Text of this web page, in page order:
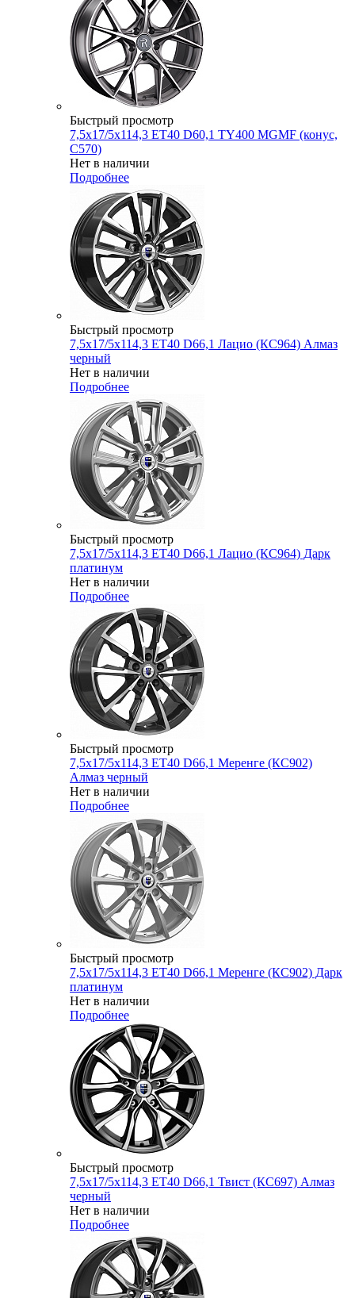
Быстрый просмотр
7,5x17/5x114,3 ET40 D60,1 TY400 MGMF (конус,
C570)
Нет в наличии
Подробнее
Быстрый просмотр
7,5x17/5x114,3 ET40 D66,1 Лацио (КС964) Алмаз
черный
Нет в наличии
Подробнее
Быстрый просмотр
7,5x17/5x114,3 ET40 D66,1 Лацио (КС964) Дарк
платинум
Нет в наличии
Подробнее
Быстрый просмотр
7,5x17/5x114,3 ET40 D66,1 Меренге (КС902)
Алмаз черный
Нет в наличии
Подробнее
Быстрый просмотр
7,5x17/5x114,3 ET40 D66,1 Меренге (КС902) Дарк
платинум
Нет в наличии
Подробнее
Быстрый просмотр
7,5x17/5x114,3 ET40 D66,1 Твист (КС697) Алмаз
черный
Нет в наличии
Подробнее